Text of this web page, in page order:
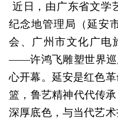
近日， 由广东省文学
纪念地管理局 （ 延安
会、 广州市文化广电
——许鸿飞雕塑世界
心开幕。 延安是红色革
篮 ， 鲁艺精神代代传承
深厚底色， 与当代艺术